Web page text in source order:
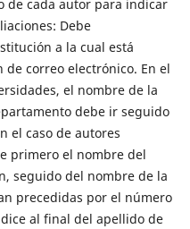
de cada autor para indicar
Debe
a la cual está
correo electrónico. En el
el nombre de la
debe ir seguido
el caso de autores
primero el nombre del
seguido del nombre de la
precedidas por el número
al final del apellido de